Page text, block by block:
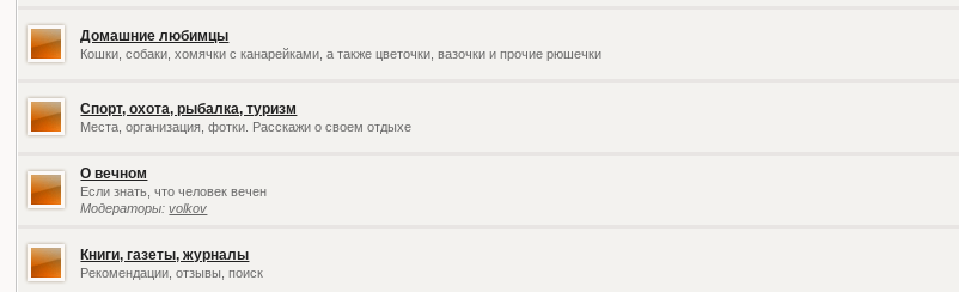
Домашние любимцы
Кошки, собаки, хомячки с канарейками, а также цветочки, вазочки и прочие рюшечки
Спорт, охота, рыбалка, туризм
Места, организация, фотки. Расскажи о своем отдыхе
О вечном
Если знать, что человек вечен
Модераторы:volkov
Книги, газеты, журналы
Рекомендации, отзывы, поиск